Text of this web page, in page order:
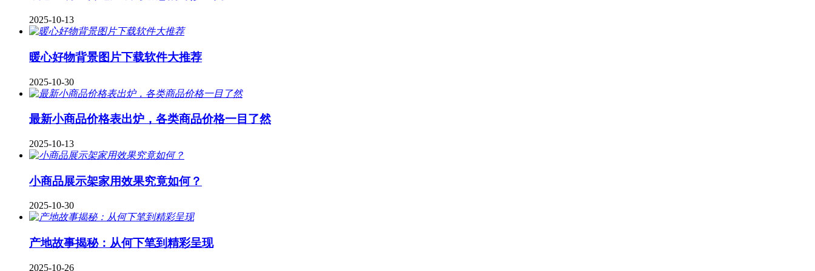
2025-10-13
暖心好物背景图片下载软件大推荐
2025-10-30
最新小商品价格表出炉，各类商品价格一目了然
2025-10-13
小商品展示架家用效果究竟如何？
2025-10-30
产地故事揭秘：从何下笔到精彩呈现
2025-10-26